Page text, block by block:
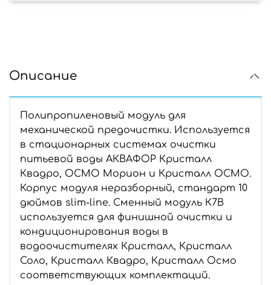
Описание
Полипропиленовый модуль для
механической предочистки. Используется
в стационарных системах очистки
питьевой воды АКВАФОР Кристалл
Квадро, ОСМО Морион и Кристалл ОСМО.
Корпус модуля неразборный, стандарт 10
дюймов slim-line. Сменный модуль К7В
используется для финишной очистки и
кондиционирования воды в
водоочистителях Кристалл, Кристалл
Соло, Кристалл Квадро, Кристалл Осмо
соответствующих комплектаций.